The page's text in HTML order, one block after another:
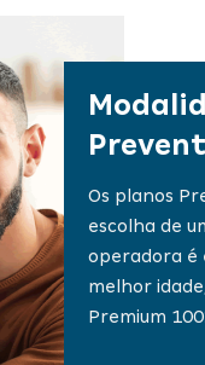
Os planos
escolha de
operadora é
melhor
Premium